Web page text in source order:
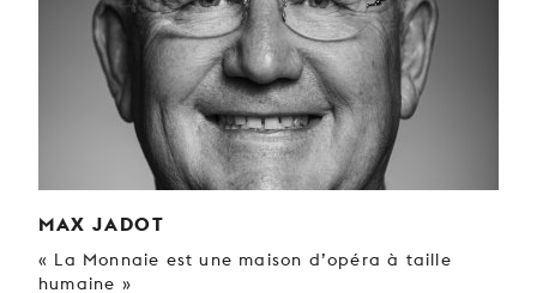
MAX JADOT
« La Monnaie est une maison d’opéra à taille
humaine »